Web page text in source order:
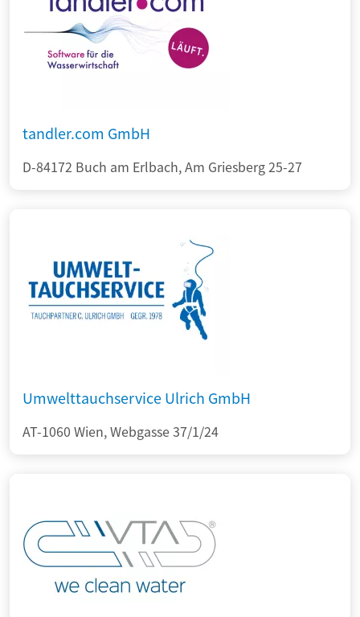
tandler.com GmbH
D-84172 Buch am Erlbach, Am Griesberg 25-27
Umwelttauchservice Ulrich GmbH
AT-1060 Wien, Webgasse 37/1/24